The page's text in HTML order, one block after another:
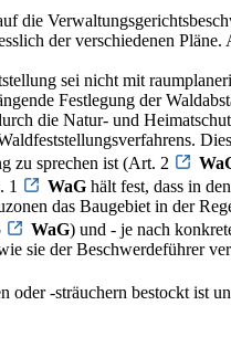
die
der verschiedenen
sei nicht mit
Festlegung der
die Natur- und
zu sprechen ist (Art. 2
1 WaG hält fest, dass in
das Baugebiet in der
WaG) und - je nach
sie der Beschwerdeführer
oder -sträuchern bestockt ist